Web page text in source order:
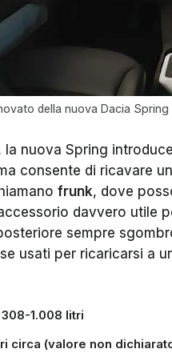
della nuova Dacia Spring
nuova Spring
consente di ricavare
frunk, dove
davvero utile
sempre
usati per ricaricarsi a
308-1.008 litri
circa (valore non